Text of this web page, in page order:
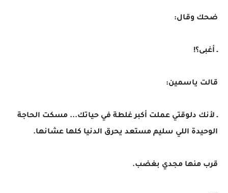
ضحك وقال:
ـ أغبى؟!
قالت ياسمين:
ـ لأنك دلوقتي عملت أكبر غلطة في حياتك... مسكت الحاجة
الوحيدة اللي سليم مستعد يحرق الدنيا كلها عشانها.
قرب منها مجدي بغضب.